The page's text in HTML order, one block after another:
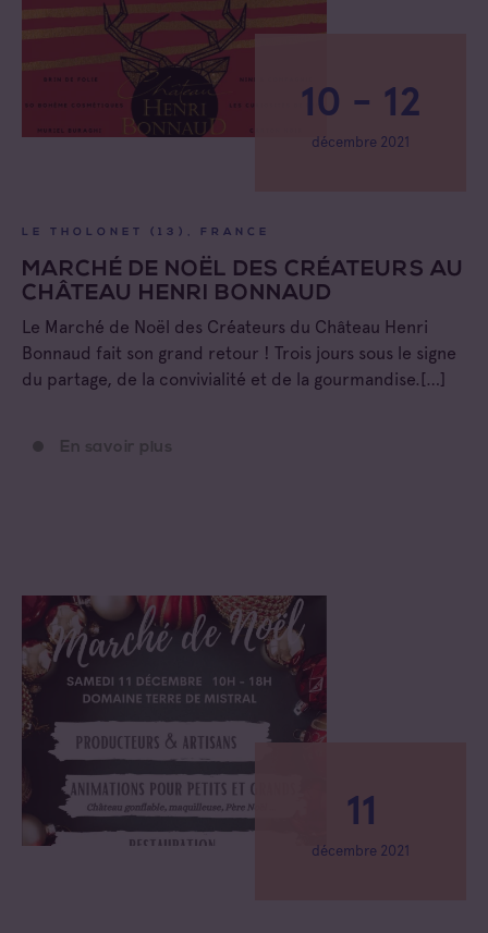
10 - 12
décembre 2021
LE THOLONET (13), FRANCE
MARCHÉ DE NOËL DES CRÉATEURS AU
CHÂTEAU HENRI BONNAUD
Le Marché de Noël des Créateurs du Château Henri
Bonnaud fait son grand retour ! Trois jours sous le signe
du partage, de la convivialité et de la gourmandise.[…]
En savoir plus
11
décembre 2021